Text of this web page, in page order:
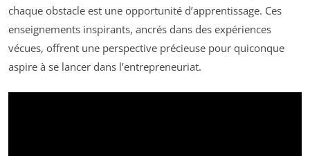
chaque obstacle est une opportunité d’apprentissage. Ces
enseignements inspirants, ancrés dans des expériences
vécues, offrent une perspective précieuse pour quiconque
aspire à se lancer dans l’entrepreneuriat.